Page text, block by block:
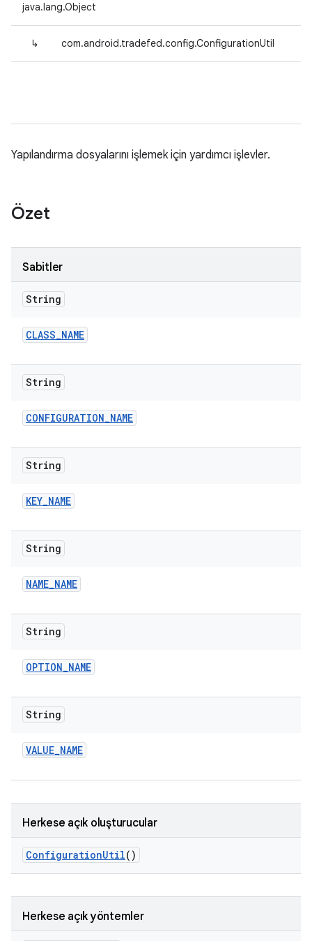
java.lang.Object
↳ com.android.tradefed.config.ConfigurationUtil
Yapılandırma dosyalarını işlemek için yardımcı işlevler.
Özet
Sabitler
String
CLASS_NAME
String
CONFIGURATION_NAME
String
KEY_NAME
String
NAME_NAME
String
OPTION_NAME
String
VALUE_NAME
Herkese açık oluşturucular
ConfigurationUtil()
Herkese açık yöntemler